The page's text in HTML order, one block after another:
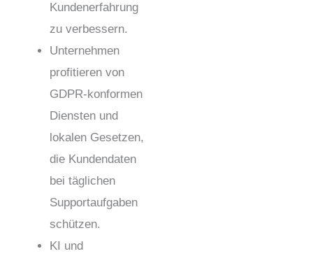
Kundenerfahrung
zu verbessern.
Unternehmen
profitieren von
GDPR-konformen
Diensten und
lokalen Gesetzen,
die Kundendaten
bei täglichen
Supportaufgaben
schützen.
KI und